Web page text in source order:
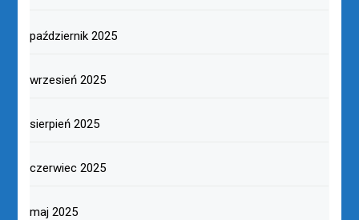
październik 2025
wrzesień 2025
sierpień 2025
czerwiec 2025
maj 2025